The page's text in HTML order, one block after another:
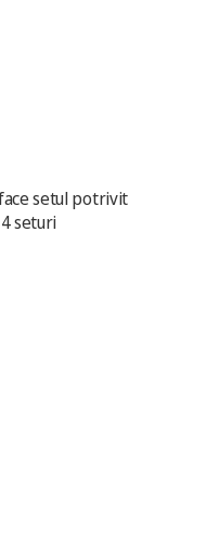
setul potrivit
seturi